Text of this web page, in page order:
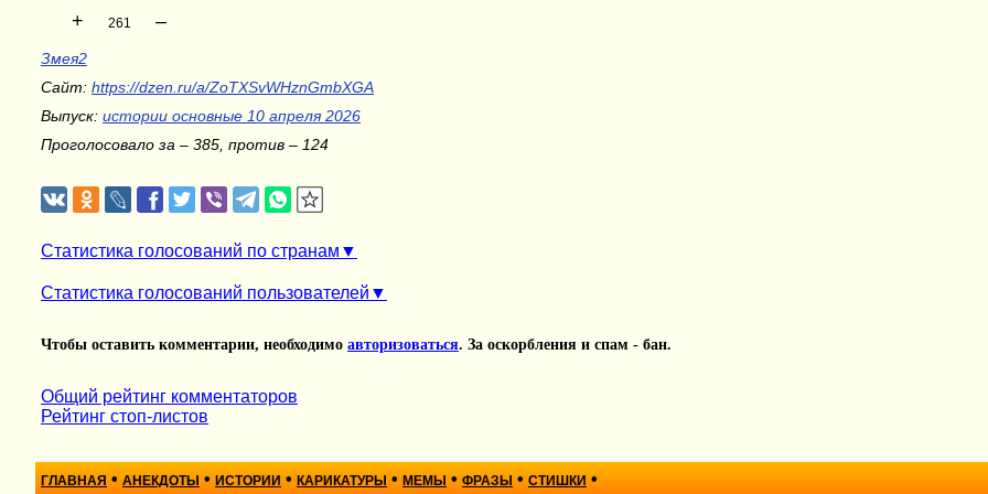
+ 261 –
Змея2
Сайт: https://dzen.ru/a/ZoTXSvWHznGmbXGA
Выпуск: истории основные 10 апреля 2026
Проголосовало за – 385, против – 124
Статистика голосований по странам
Статистика голосований пользователей
Чтобы оставить комментарии, необходимо авторизоваться. За оскорбления и спам - бан.
Общий рейтинг комментаторов
Рейтинг стоп-листов
ГЛАВНАЯ • АНЕКДОТЫ • ИСТОРИИ • КАРИКАТУРЫ • МЕМЫ • ФРАЗЫ • СТИШКИ •